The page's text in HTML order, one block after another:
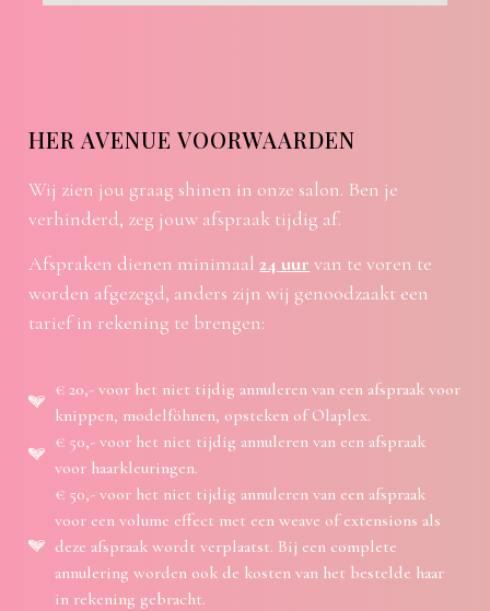
HER AVENUE VOORWAARDEN
Wij zien jou graag shinen in onze salon. Ben je
verhinderd, zeg jouw afspraak tijdig af.
Afspraken dienen minimaal24 uur van te voren te
worden afgezegd, anders zijn wij genoodzaakt een
tarief in rekening te brengen:
€ 20,- voor het niet tijdig annuleren van een afspraak voor
knippen, modelföhnen, opsteken of Olaplex.
€ 50,- voor het niet tijdig annuleren van een afspraak
voor haarkleuringen.
€ 50,- voor het niet tijdig annuleren van een afspraak
voor een volume effect met een weave of extensions als
deze afspraak wordt verplaatst. Bij een complete
annulering worden ook de kosten van het bestelde haar
in rekening gebracht.